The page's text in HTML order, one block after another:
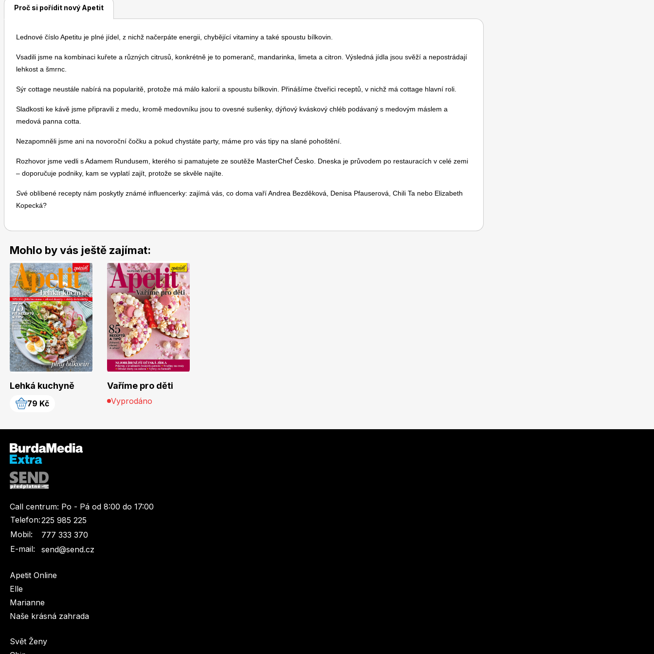
Proč si pořídit nový Apetit
Lednové číslo Apetitu je plné jídel, z nichž načerpáte energii, chybějící vitaminy a také spoustu bílkovin.
Vsadili jsme na kombinaci kuřete a různých citrusů, konkrétně je to pomeranč, mandarinka, limeta a citron. Výsledná jídla jsou svěží a nepostrádají
lehkost a šmrnc.
Sýr cottage neustále nabírá na popularitě, protože má málo kalorií a spoustu bílkovin. Přinášíme čtveřici receptů, v nichž má cottage hlavní roli.
Sladkosti ke kávě jsme připravili z medu, kromě medovníku jsou to ovesné sušenky, dýňový kváskový chléb podávaný s medovým máslem a
medová panna cotta.
Nezapomněli jsme ani na novoroční čočku a pokud chystáte party, máme pro vás tipy na slané pohoštění.
Rozhovor jsme vedli s Adamem Rundusem, kterého si pamatujete ze soutěže MasterChef Česko. Dneska je průvodem po restauracích v celé zemi
– doporučuje podniky, kam se vyplatí zajít, protože se skvěle najíte.
Své oblíbené recepty nám poskytly známé influencerky: zajímá vás, co doma vaří Andrea Bezděková, Denisa Pfauserová, Chili Ta nebo Elizabeth
Kopecká?
Mohlo by vás ještě zajímat:
Lehká kuchyně
79 Kč
Vaříme pro děti
Vyprodáno
Call centrum: Po - Pá od 8:00 do 17:00
Telefon:225 985 225
Mobil:
777 333 370
E-mail:
send@send.cz
Apetit Online
Elle
Marianne
Naše krásná zahrada
Svět Ženy